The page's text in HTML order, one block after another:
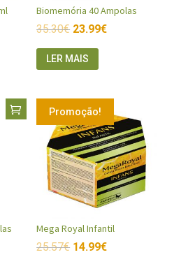
Biomemória 40 Ampolas
35.30€ 23.99€
LER MAIS
Promoção!
Mega Royal Infantil
25.57€ 14.99€